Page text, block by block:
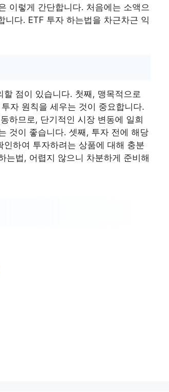
이렇게 간단합니다. 처음에는 소액으
니다. ETF 투자 하는법을 차근차근 익
점이 있습니다. 첫째, 맹목적으로
자 원칙을 세우는 것이 중요합니다.
하므로, 단기적인 시장 변동에 일희
것이 좋습니다. 셋째, 투자 전에 해당
하여 투자하려는 상품에 대해 충분
는법, 어렵지 않으니 차분하게 준비해